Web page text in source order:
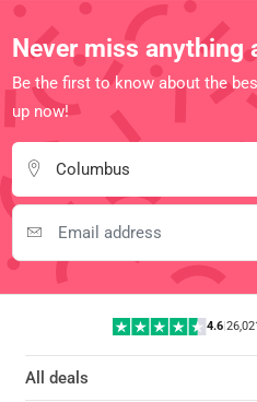
Never miss anything
Be the first to know about the
up now!
Columbus
4.6|
All deals